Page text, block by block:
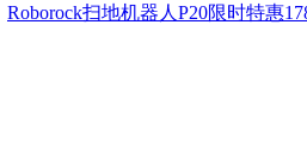
Roborock扫地机器人P20限时特惠